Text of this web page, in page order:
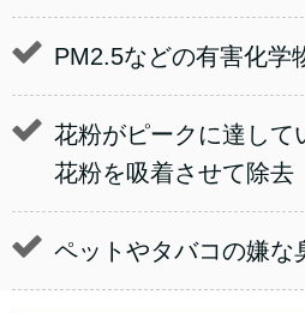
PM2.5などの有害化学
花粉がピークに達して
花粉を吸着させて除去
ペットやタバコの嫌な